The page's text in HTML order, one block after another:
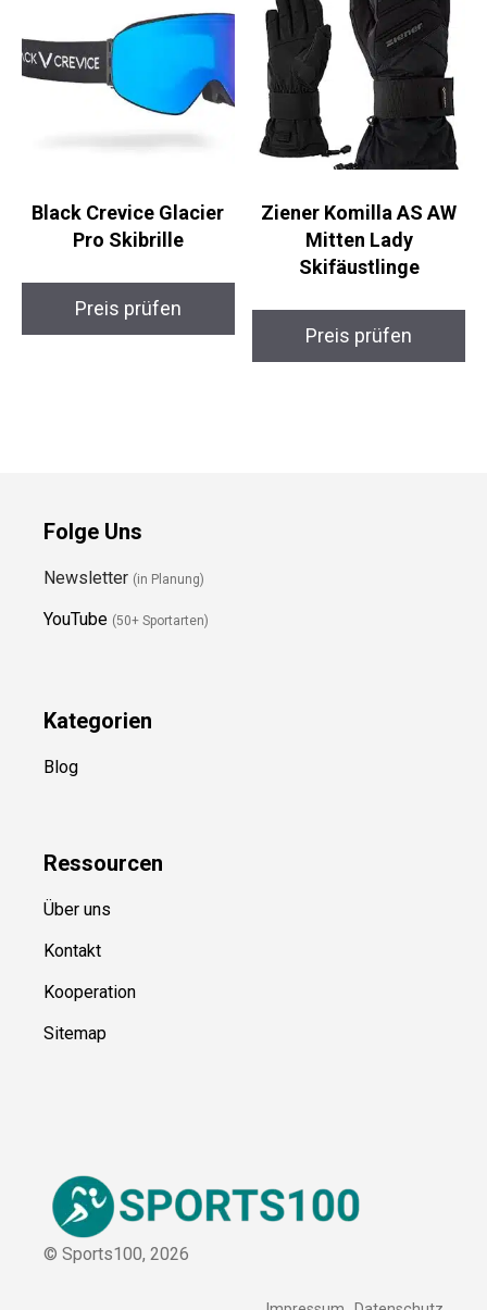
Black Crevice Glacier
Pro Skibrille
Preis prüfen
Ziener Komilla AS AW
Mitten Lady
Skifäustlinge
Preis prüfen
Folge Uns
Newsletter (in Planung)
YouTube (50+ Sportarten)
Kategorien
Blog
Ressourcen
Über uns
Kontakt
Kooperation
Sitemap
© Sports100, 2026